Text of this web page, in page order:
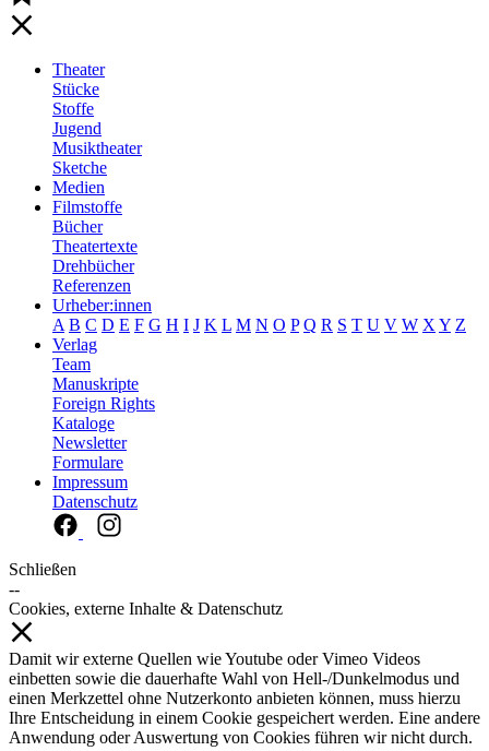
Theater
Stücke
Stoffe
Jugend
Musiktheater
Sketche
Medien
Filmstoffe
Bücher
Theatertexte
Drehbücher
Referenzen
Urheber:innen
A B C D E F G H I J K L M N O P Q R S T U V W X Y Z
Verlag
Team
Manuskripte
Foreign Rights
Kataloge
Newsletter
Formulare
Impressum
Datenschutz
Schließen
--
Cookies, externe Inhalte & Datenschutz
Damit wir externe Quellen wie Youtube oder Vimeo Videos
einbetten sowie die dauerhafte Wahl von Hell-/Dunkelmodus und
einen Merkzettel ohne Nutzerkonto anbieten können, muss hierzu
Ihre Entscheidung in einem Cookie gespeichert werden. Eine andere
Anwendung oder Auswertung von Cookies führen wir nicht durch.